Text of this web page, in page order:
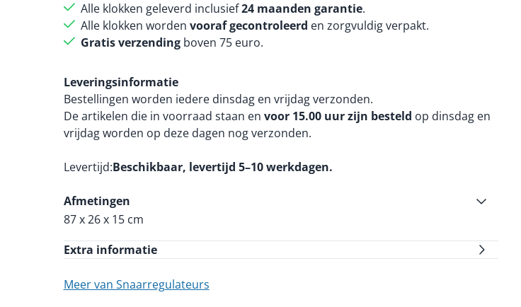
Alle klokken geleverd inclusief24 maanden garantie.
Alle klokken worden vooraf gecontroleerd en zorgvuldig verpakt.
Gratis verzendingboven 75 euro.
Leveringsinformatie
Bestellingen worden iedere dinsdag en vrijdag verzonden.
De artikelen die in voorraad staan en voor 15.00 uur zijn besteld op dinsdag en
vrijdag worden op deze dagen nog verzonden.
Levertijd Beschikbaar, levertijd 5–10 werkdagen.
Afmetingen
87 x 26 x 15 cm
Extra informatie
Meer van Snaarregulateurs